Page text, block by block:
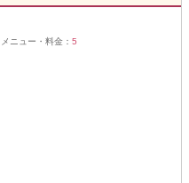
メニュー・料金： 5